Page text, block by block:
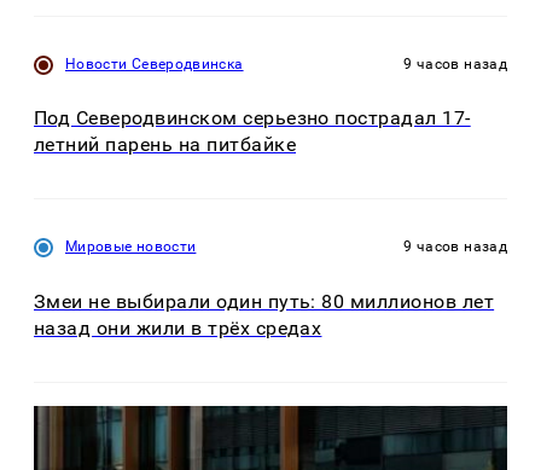
Новости Северодвинска 9 часов назад
Под Северодвинском серьезно пострадал 17-
летний парень на питбайке
Мировые новости 9 часов назад
Змеи не выбирали один путь: 80 миллионов лет
назад они жили в трёх средах